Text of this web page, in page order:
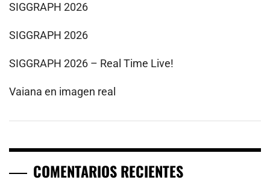
SIGGRAPH 2026
SIGGRAPH 2026
SIGGRAPH 2026 – Real Time Live!
Vaiana en imagen real
COMENTARIOS RECIENTES